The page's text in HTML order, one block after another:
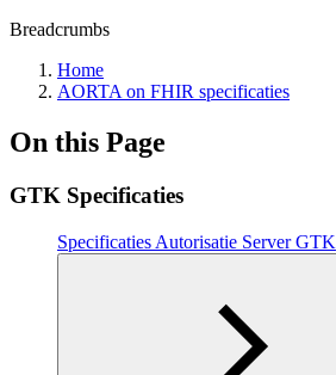
Breadcrumbs
Home
AORTA on FHIR specificaties
On this Page
GTK Specificaties
Specificaties Autorisatie Server GTK